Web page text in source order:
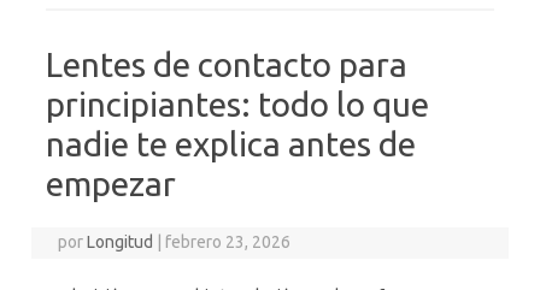
Lentes de contacto para
principiantes: todo lo que
nadie te explica antes de
empezar
porLongitud febrero 23, 2026